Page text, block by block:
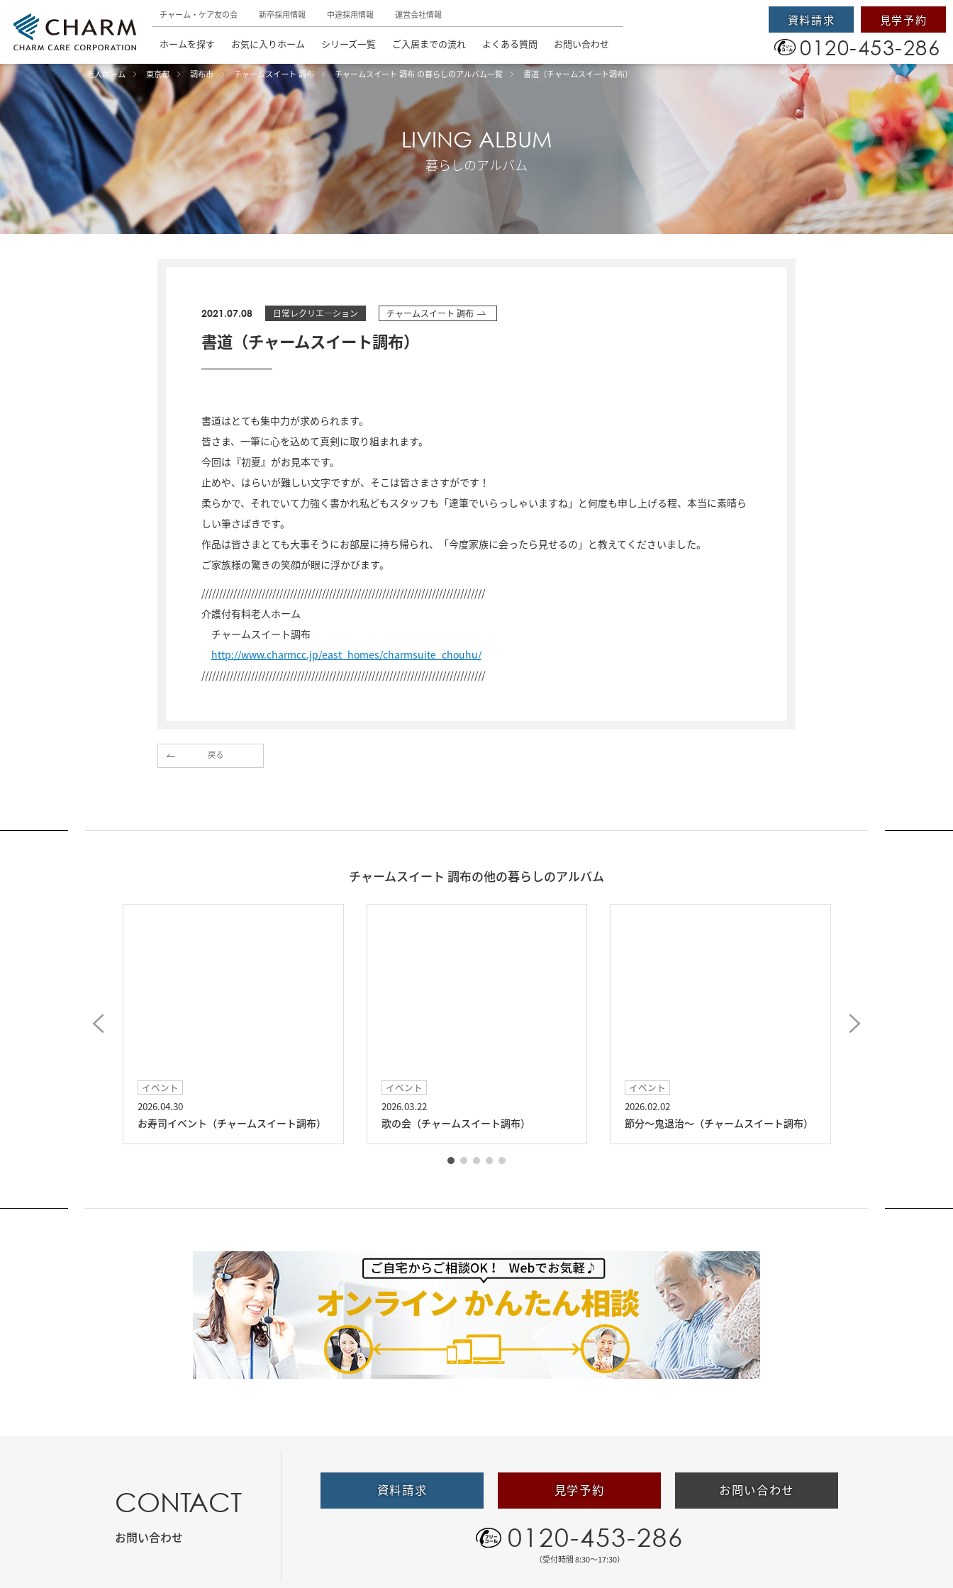
チャーム・ケア友の会 新卒採用情報 中途採用情報 運営会社情報
ホームを探す お気に入りホーム シリーズ一覧 ご入居までの流れ よくある質問 お問い合わせ
資料請求 見学予約
0120-453-286
老人ホーム 東京都 調布市 チャームスイート 調布 チャームスイート 調布 の暮らしのアルバム一覧 書道（チャームスイート調布）
LIVING ALBUM
暮らしのアルバム
2021.07.08 日常レクリエ―ション チャームスイート 調布
書道（チャームスイート調布）
書道はとても集中力が求められます。
皆さま、一筆に心を込めて真剣に取り組まれます。
今回は『初夏』がお見本です。
止めや、はらいが難しい文字ですが、そこは皆さまさすがです！
柔らかで、それでいて力強く書かれ私どもスタッフも「達筆でいらっしゃいますね」と何度も申し上げる程、本当に素晴ら
しい筆さばきです。
作品は皆さまとても大事そうにお部屋に持ち帰られ、「今度家族に会ったら見せるの」と教えてくださいました。
ご家族様の驚きの笑顔が眼に浮かびます。
////////////////////////////////////////////////////////////////////////////////
介護付有料老人ホーム
チャームスイート調布
http://www.charmcc.jp/east_homes/charmsuite_chouhu/
////////////////////////////////////////////////////////////////////////////////
戻る
チャームスイート 調布の他の暮らしのアルバム
イベント
2026.04.30
お寿司イベント（チャームスイート調布）
イベント
2026.03.22
歌の会（チャームスイート調布）
イベント
2026.02.02
節分～鬼退治～（チャームスイート調布）
CONTACT
お問い合わせ
資料請求 見学予約 お問い合わせ
0120-453-286
（受付時間 8:30〜17:30）